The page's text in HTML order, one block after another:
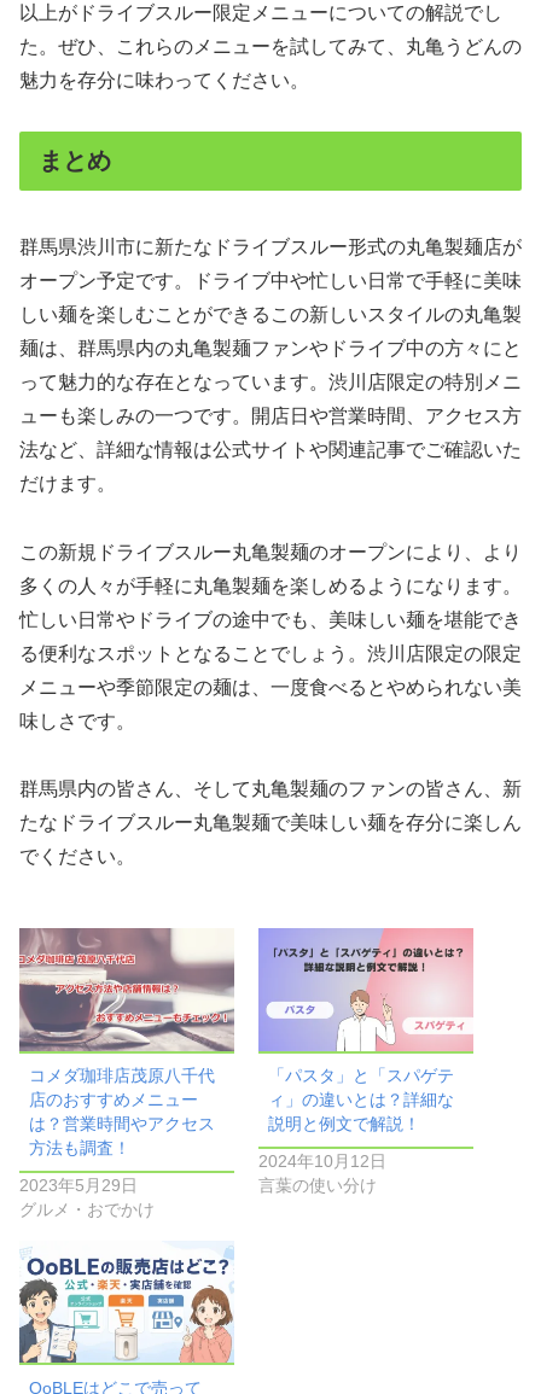
以上がドライブスルー限定メニューについての解説でし
た。ぜひ、これらのメニューを試してみて、丸亀うどんの
魅力を存分に味わってください。
まとめ
群馬県渋川市に新たなドライブスルー形式の丸亀製麺店が
オープン予定です。ドライブ中や忙しい日常で手軽に美味
しい麺を楽しむことができるこの新しいスタイルの丸亀製
麺は、群馬県内の丸亀製麺ファンやドライブ中の方々にと
って魅力的な存在となっています。渋川店限定の特別メニ
ューも楽しみの一つです。開店日や営業時間、アクセス方
法など、詳細な情報は公式サイトや関連記事でご確認いた
だけます。
この新規ドライブスルー丸亀製麺のオープンにより、より
多くの人々が手軽に丸亀製麺を楽しめるようになります。
忙しい日常やドライブの途中でも、美味しい麺を堪能でき
る便利なスポットとなることでしょう。渋川店限定の限定
メニューや季節限定の麺は、一度食べるとやめられない美
味しさです。
群馬県内の皆さん、そして丸亀製麺のファンの皆さん、新
たなドライブスルー丸亀製麺で美味しい麺を存分に楽しん
でください。
コメダ珈琲店茂原八千代
店のおすすめメニュー
は？営業時間やアクセス
方法も調査！
2023年5月29日
グルメ・おでかけ
「パスタ」と「スパゲテ
ィ」の違いとは？詳細な
説明と例文で解説！
2024年10月12日
言葉の使い分け
OoBLEはどこで売って